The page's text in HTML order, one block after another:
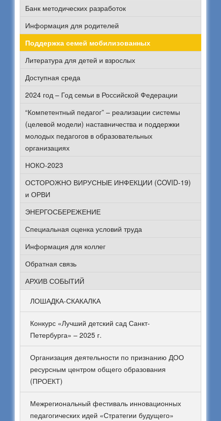
Банк методических разработок
Информация для родителей
Поддержка семей мобилизованных
Литература для детей и взрослых
Доступная среда
2024 год – Год семьи в Российской Федерации
“Компетентный педагог” – реализации системы
(целевой модели) наставничества и поддержки
молодых педагогов в образовательных
организациях
НОКО-2023
ОСТОРОЖНО ВИРУСНЫЕ ИНФЕКЦИИ (COVID-19)
и ОРВИ
ЭНЕРГОСБЕРЕЖЕНИЕ
Специальная оценка условий труда
Информация для коллег
Обратная связь
АРХИВ СОБЫТИЙ
ЛОШАДКА-СКАКАЛКА
Конкурс «Лучший детский сад Санкт-
Петербурга» – 2025 г.
Организация деятельности по признанию ДОО
ресурсным центром общего образования
(ПРОЕКТ)
Межрегиональный фестиваль инновационных
педагогических идей «Стратегии будущего»